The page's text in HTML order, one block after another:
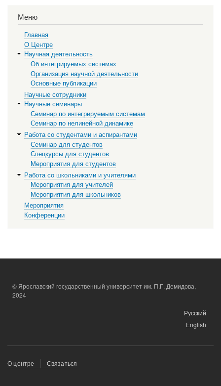
Меню
Главная
О Центре
Научная деятельность
Об интегрируемых системах
Организация научной деятельности
Основные публикации
Научные сотрудники
Научные семинары
Семинар по интегрируемым системам
Семинар по нелинейной динамике
Работа со студентами и аспирантами
Семинар для студентов
Спецкурсы для студентов
Мероприятия для студентов
Работа со школьниками и учителями
Мероприятия для учителей
Мероприятия для школьников
Мероприятия
Конференции
© Ярославский государственный университет им. П.Г. Демидова,
2024
Русский
English
Меню
О центре Связаться